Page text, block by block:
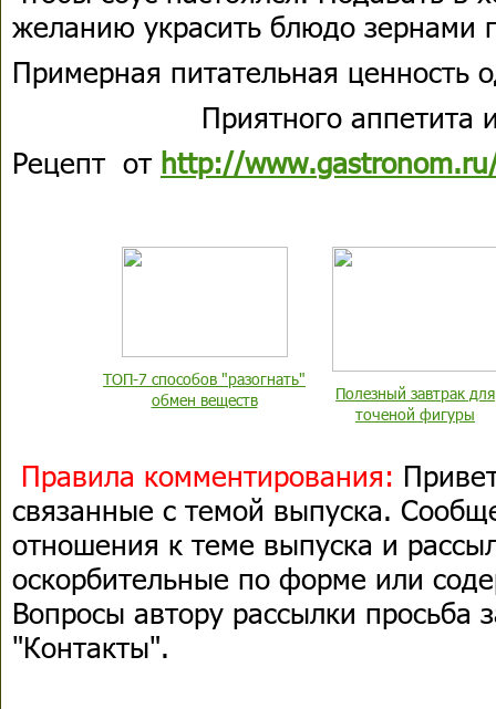
желанию украсить блюдо зернами
Примерная питательная ценность
Приятного аппетита
Рецепт от http://
ТОП-7 способов "разогнать"
обмен веществ
Полезный завтрак для
точеной фигуры
Правила комментирования:
связанные с темой выпуска.
отношения к теме выпуска и
оскорбительные по форме или
Вопросы автору рассылки просьба
"Контакты".